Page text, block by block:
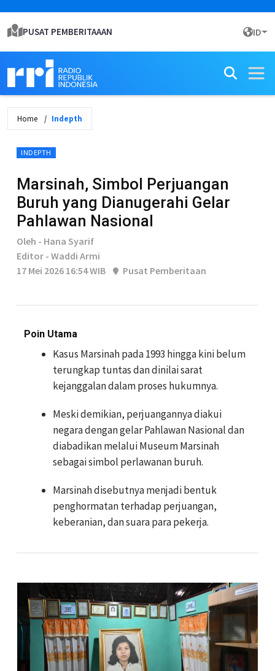
PUSAT PEMBERITAAAN ID
Home Indepth
INDEPTH
Marsinah, Simbol Perjuangan
Buruh yang Dianugerahi Gelar
Pahlawan Nasional
Oleh - Hana Syarif
Editor - Waddi Armi
17 Mei 2026 16:54 WIB
Pusat Pemberitaan
Poin Utama
Kasus Marsinah pada 1993 hingga kini belum
terungkap tuntas dan dinilai sarat
kejanggalan dalam proses hukumnya.
Meski demikian, perjuangannya diakui
negara dengan gelar Pahlawan Nasional dan
diabadikan melalui Museum Marsinah
sebagai simbol perlawanan buruh.
Marsinah disebutnya menjadi bentuk
penghormatan terhadap perjuangan,
keberanian, dan suara para pekerja.